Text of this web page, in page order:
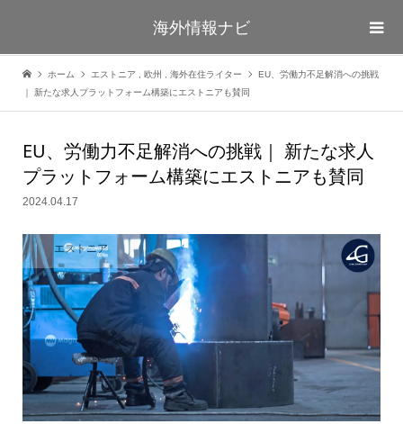
海外情報ナビ
ホーム エストニア 欧州 海外在住ライター
EU、労働力不足解消への挑戦
｜ 新たな求人プラットフォーム構築にエストニアも賛同
EU、労働力不足解消への挑戦｜ 新たな求人
プラットフォーム構築にエストニアも賛同
2024.04.17
エストニア